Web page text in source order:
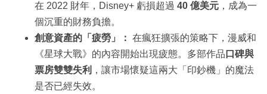
在 2022 財年，Disney+ 虧損超過 40 億美元 ，成為一
個沉重的財務負擔。
創意資產的「疲勞」： 在瘋狂擴張的策略下，漫威和
《星球大戰》的內容開始出現疲態。多部作品 口碑與
票房雙雙失利 ，讓市場懷疑這兩大「印鈔機」的魔法
是否已經失效。